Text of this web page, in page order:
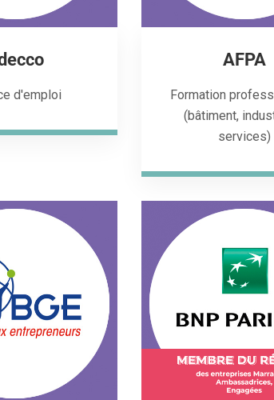
d'emploi
AFPA
Formation
(bâtiment,
services)